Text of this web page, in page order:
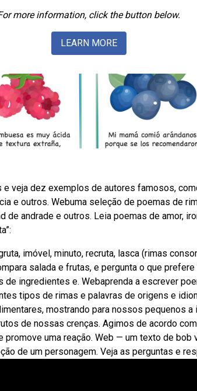
more information, click the button below.
LEARN MORE
veja dez exemplos de autores famosos,
e outros. Webuma seleção de poemas de
de andrade e outros. Leia poemas de amor,
imóvel, minuto, recruta, lasca (rimas
salada e frutas, e pergunta o que
de ingredientes e. Webaprenda a escrever
tipos de rimas e palavras de origens e
mostrando para nossos pequenos
de nossas crenças. Agimos de acordo
uma reação. Web — um texto de bob
de um personagem. Veja as perguntas e